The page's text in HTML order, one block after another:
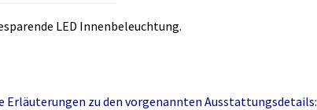
LED Innenbeleuchtung.
Erläuterungen zu den vorgenannten Ausstattungsdetails: